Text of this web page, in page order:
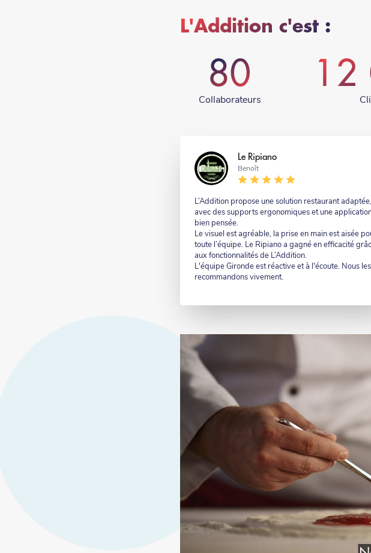
L'Addition c'est :
80
Collaborateurs
12
Nom
Le Ripiano
Nom
suffixe
Benoît
Commentaire
L’Addition propose une solution restaurant adaptée,
avec des supports ergonomiques et une
bien pensée.
Le visuel est agréable, la prise en main est aisée
toute l’équipe. Le Ripiano a gagné en efficacité
aux fonctionnalités de L’Addition.
L'équipe Gironde est réactive et à l'écoute. Nous les
recommandons vivement.